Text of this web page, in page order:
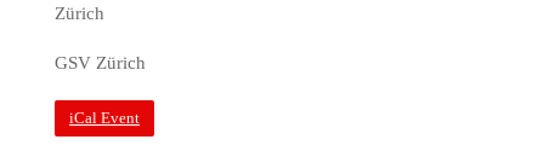
Zürich
GSV Zürich
iCal Event